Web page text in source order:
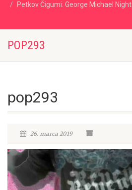
Petkov Čigumi: George Michael Night
POP293
pop293
26. marca 2019